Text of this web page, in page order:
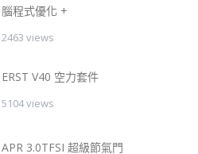
腦程式優化 +
2463 views
ERST V40 空力套件
5104 views
APR 3.0TFSI 超級節氣門